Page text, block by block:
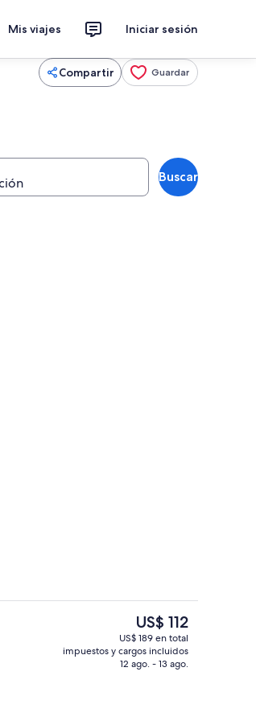
Mis viajes Iniciar sesión
Compartir Guardar
Buscar
Discoteca
El
precio
actual
es
US$ 112
US$ 189 en total
impuestos y cargos incluidos
12 ago. - 13 ago.